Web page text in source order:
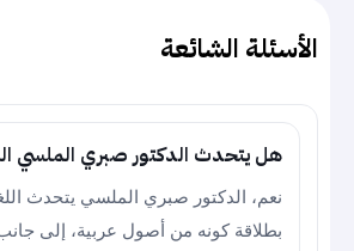
الأسئلة الشائعة
هل يتحدث الدكتور صبري الملسي
نعم، الدكتور صبري الملسي يتحدث
بطلاقة كونه من أصول عربية، إلى جانب